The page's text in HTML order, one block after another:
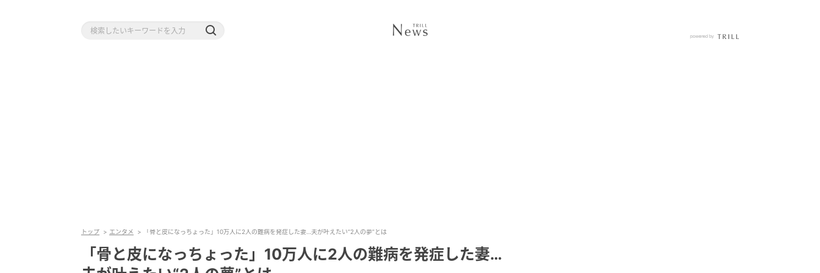
トップ エンタメ 「骨と皮になっちょった」10万人に2人の難病を発症した妻…夫が叶えたい“2人の夢”とは
「骨と皮になっちょった」10万人に2人の難病を発症した妻…